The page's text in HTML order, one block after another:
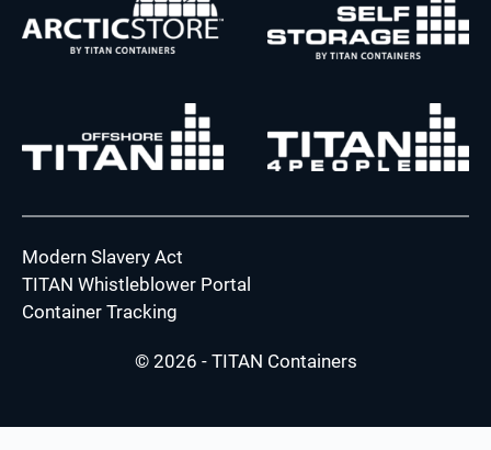
Modern Slavery Act
TITAN Whistleblower Portal
Container Tracking
© 2026 - TITAN Containers